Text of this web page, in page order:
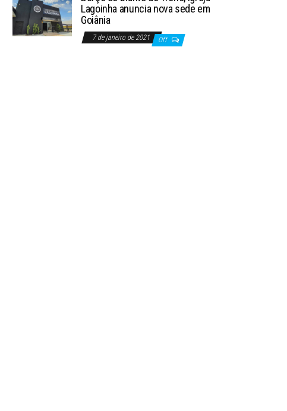
Lagoinha anuncia nova sede em
Goiânia
7 de janeiro de 2021 Off